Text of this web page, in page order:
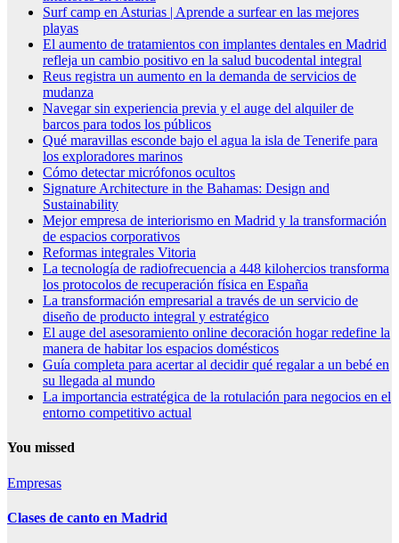
Surf camp en Asturias | Aprende a surfear en las mejores
playas
El aumento de tratamientos con implantes dentales en Madrid
refleja un cambio positivo en la salud bucodental integral
Reus registra un aumento en la demanda de servicios de
mudanza
Navegar sin experiencia previa y el auge del alquiler de
barcos para todos los públicos
Qué maravillas esconde bajo el agua la isla de Tenerife para
los exploradores marinos
Cómo detectar micrófonos ocultos
Signature Architecture in the Bahamas: Design and
Sustainability
Mejor empresa de interiorismo en Madrid y la transformación
de espacios corporativos
Reformas integrales Vitoria
La tecnología de radiofrecuencia a 448 kilohercios transforma
los protocolos de recuperación física en España
La transformación empresarial a través de un servicio de
diseño de producto integral y estratégico
El auge del asesoramiento online decoración hogar redefine la
manera de habitar los espacios domésticos
Guía completa para acertar al decidir qué regalar a un bebé en
su llegada al mundo
La importancia estratégica de la rotulación para negocios en el
entorno competitivo actual
You missed
Empresas
Clases de canto en Madrid